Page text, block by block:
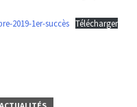
2019-1er-succès Télécharger